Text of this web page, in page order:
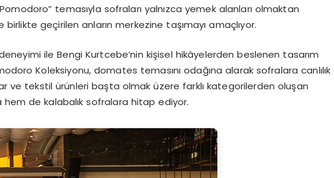
temasıyla sofraları yalnızca yemek alanları olmaktan
birlikte geçirilen anların merkezine taşımayı amaçlıyor.
deneyimi ile Bengi Kurtcebe’nin kişisel hikâyelerden beslenen tasarım
Koleksiyonu, domates temasını odağına alarak sofralara canlılık
ve tekstil ürünleri başta olmak üzere farklı kategorilerden oluşan
hem de kalabalık sofralara hitap ediyor.